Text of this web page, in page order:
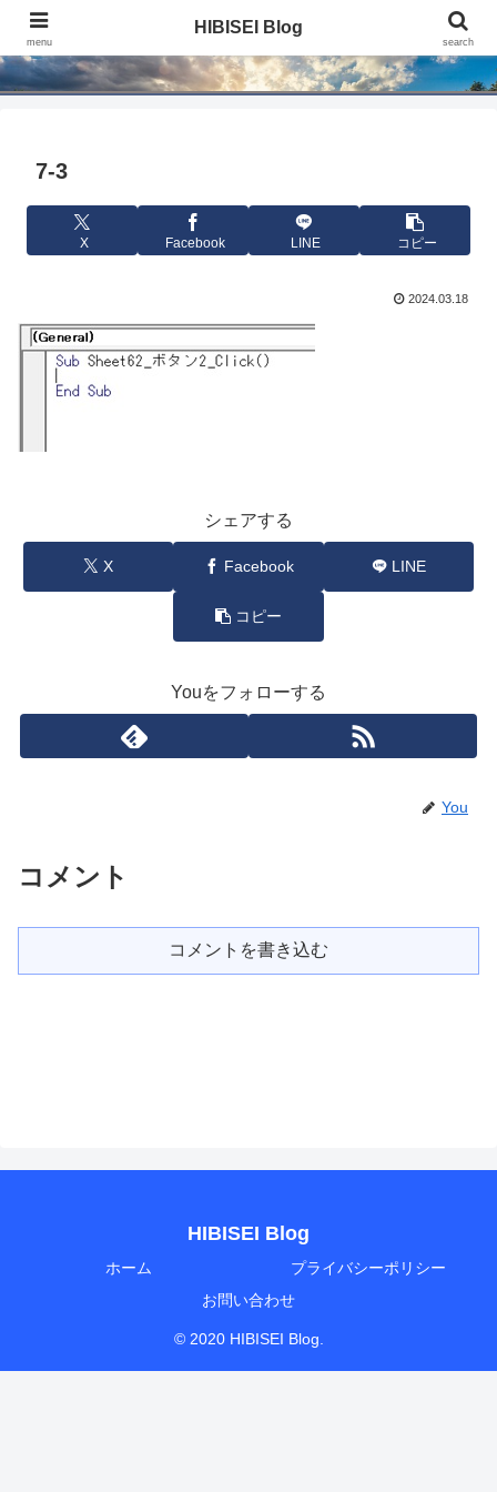
HIBISEI Blog
7-3
X Facebook LINE コピー
2024.03.18
シェアする
X Facebook LINE
コピー
Youをフォローする
You
コメント
コメントを書き込む
HIBISEI Blog
ホーム
プライバシーポリシー
お問い合わせ
© 2020 HIBISEI Blog.
menu
HIBISEI Blog
search